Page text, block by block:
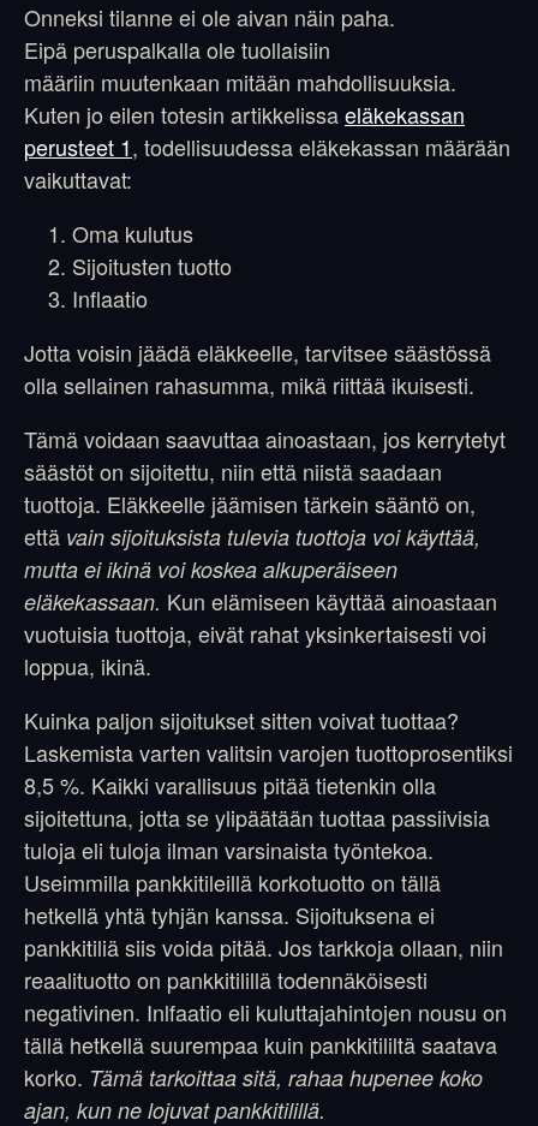
Onneksi tilanne ei ole aivan näin paha.
Eipä peruspalkalla ole tuollaisiin
määriin muutenkaan mitään mahdollisuuksia.
Kuten jo eilen totesin artikkelissaeläkekassan
perusteet 1, todellisuudessa eläkekassan määrään
vaikuttavat:
Oma kulutus
Sijoitusten tuotto
Inflaatio
Jotta voisin jäädä eläkkeelle, tarvitsee säästössä
olla sellainen rahasumma, mikä riittää ikuisesti.
Tämä voidaan saavuttaa ainoastaan, jos kerrytetyt
säästöt on sijoitettu, niin että niistä saadaan
tuottoja. Eläkkeelle jäämisen tärkein sääntö on,
että vain sijoituksista tulevia tuottoja voi käyttää,
mutta ei ikinä voi koskea alkuperäiseen
eläkekassaan. Kun elämiseen käyttää ainoastaan
vuotuisia tuottoja, eivät rahat yksinkertaisesti voi
loppua, ikinä.
Kuinka paljon sijoitukset sitten voivat tuottaa?
Laskemista varten valitsin varojen tuottoprosentiksi
8,5 %. Kaikki varallisuus pitää tietenkin olla
sijoitettuna, jotta se ylipäätään tuottaa passiivisia
tuloja eli tuloja ilman varsinaista työntekoa.
Useimmilla pankkitileillä korkotuotto on tällä
hetkellä yhtä tyhjän kanssa. Sijoituksena ei
pankkitiliä siis voida pitää. Jos tarkkoja ollaan, niin
reaalituotto on pankkitilillä todennäköisesti
negativinen. Inlfaatio eli kuluttajahintojen nousu on
tällä hetkellä suurempaa kuin pankkitililtä saatava
korko. Tämä tarkoittaa sitä, rahaa hupenee koko
ajan, kun ne lojuvat pankkitilillä.